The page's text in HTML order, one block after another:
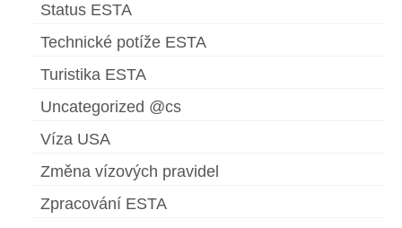
Status ESTA
Technické potíže ESTA
Turistika ESTA
Uncategorized @cs
Víza USA
Změna vízových pravidel
Zpracování ESTA